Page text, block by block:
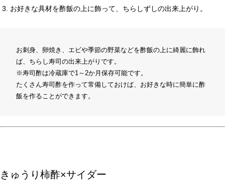
お好きな具材を酢飯の上に飾って、ちらしずしの出来上がり。
お刺身、卵焼き、エビや季節の野菜などを酢飯の上に綺麗に飾れ
ば、ちらし寿司の出来上がりです。
※寿司酢は冷蔵庫で1～2か月保存可能です。
たくさん寿司酢を作って常備しておけば、お好きな時に簡単に酢
飯を作ることができます。
きゅうり柿酢×サイダー